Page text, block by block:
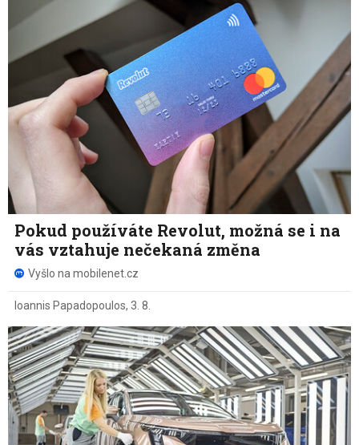
Pokud používáte Revolut, možná se i na
vás vztahuje nečekaná změna
Vyšlo na mobilenet.cz
Ioannis Papadopoulos, 3. 8.